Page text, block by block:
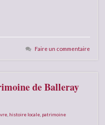
Faire un commentaire
de Balleray
histoire locale patrimoine